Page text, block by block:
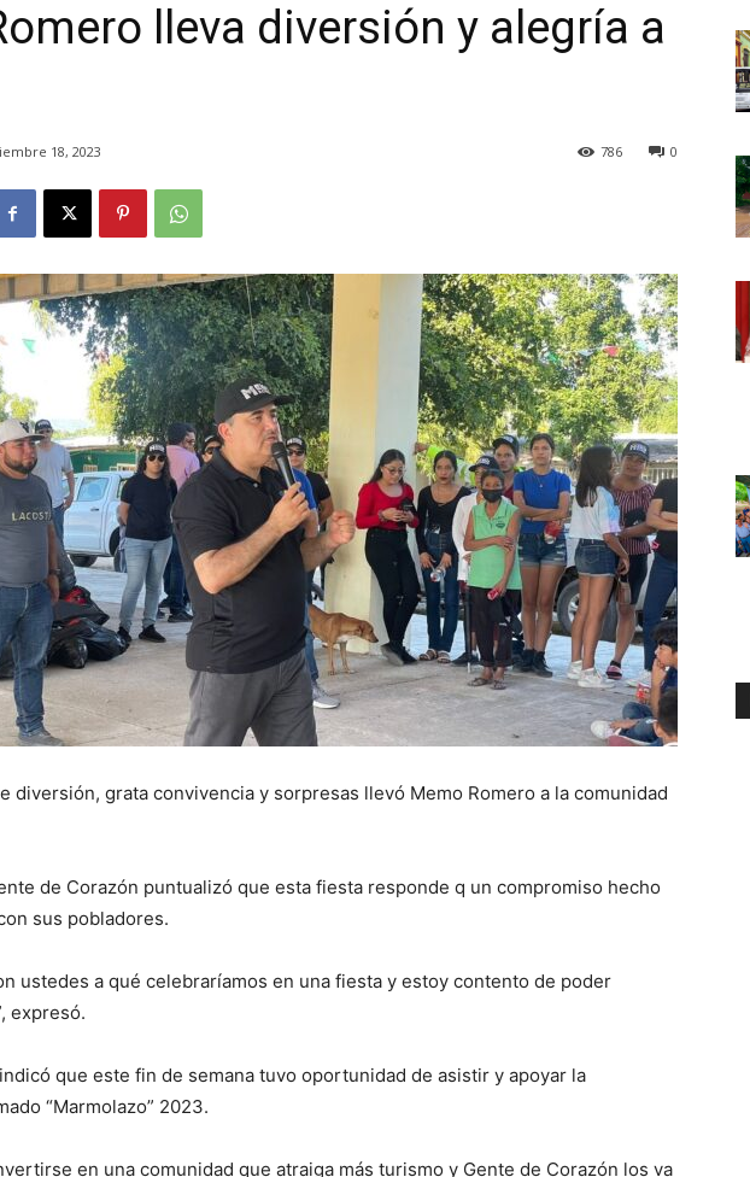
lleva diversión y alegría a
18, 2023 0
786
diversión, grata convivencia y sorpresas llevó Memo Romero a la comunidad
de Corazón puntualizó que esta fiesta responde q un compromiso hecho
sus pobladores.
ustedes a qué celebraríamos en una fiesta y estoy contento de poder
expresó.
que este fin de semana tuvo oportunidad de asistir y apoyar la
“Marmolazo” 2023.
en una comunidad que atraiga más turismo y Gente de Corazón los va